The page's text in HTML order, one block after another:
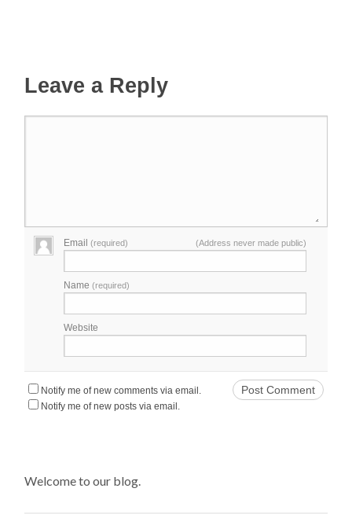
Leave a Reply
Email(required) (Address never made public)
Name(required)
Website
Notify me of new comments via email.
Notify me of new posts via email.
Welcome to our blog.